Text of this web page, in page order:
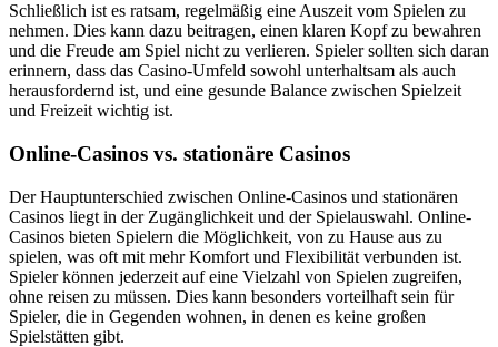
Schließlich ist es ratsam, regelmäßig eine Auszeit vom Spielen zu
nehmen. Dies kann dazu beitragen, einen klaren Kopf zu bewahren
und die Freude am Spiel nicht zu verlieren. Spieler sollten sich daran
erinnern, dass das Casino-Umfeld sowohl unterhaltsam als auch
herausfordernd ist, und eine gesunde Balance zwischen Spielzeit
und Freizeit wichtig ist.
Online-Casinos vs. stationäre Casinos
Der Hauptunterschied zwischen Online-Casinos und stationären
Casinos liegt in der Zugänglichkeit und der Spielauswahl. Online-
Casinos bieten Spielern die Möglichkeit, von zu Hause aus zu
spielen, was oft mit mehr Komfort und Flexibilität verbunden ist.
Spieler können jederzeit auf eine Vielzahl von Spielen zugreifen,
ohne reisen zu müssen. Dies kann besonders vorteilhaft sein für
Spieler, die in Gegenden wohnen, in denen es keine großen
Spielstätten gibt.